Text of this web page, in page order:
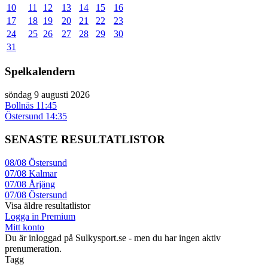
10
11 12 13 14 15
16
17
18 19 20 21 22
23
24
25 26 27 28 29
30
31
Spelkalendern
söndag 9 augusti 2026
Bollnäs 11:45
Östersund 14:35
SENASTE RESULTATLISTOR
08/08 Östersund
07/08 Kalmar
07/08 Årjäng
07/08 Östersund
Visa äldre resultatlistor
Logga in Premium
Mitt konto
Du är inloggad på Sulkysport.se - men du har ingen aktiv
prenumeration.
Tagg